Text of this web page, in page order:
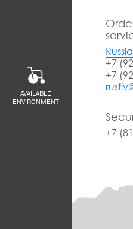
AVAILABLE
ENVIRONMENT
+7
+7
+7